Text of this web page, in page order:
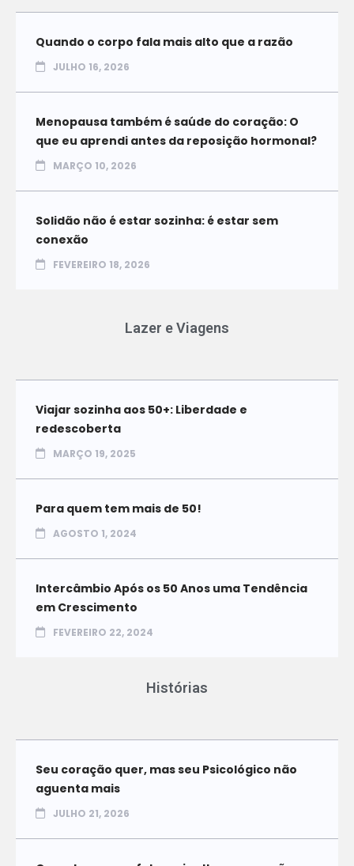
Quando o corpo fala mais alto que a razão
JULHO 16, 2026
Menopausa também é saúde do coração: O
que eu aprendi antes da reposição hormonal?
MARÇO 10, 2026
Solidão não é estar sozinha: é estar sem
conexão
FEVEREIRO 18, 2026
Lazer e Viagens
Viajar sozinha aos 50+: Liberdade e
redescoberta
MARÇO 19, 2025
Para quem tem mais de 50!
AGOSTO 1, 2024
Intercâmbio Após os 50 Anos uma Tendência
em Crescimento
FEVEREIRO 22, 2024
Histórias
Seu coração quer, mas seu Psicológico não
aguenta mais
JULHO 21, 2026